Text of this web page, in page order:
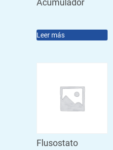
Acumulador
Leer más
Flusostato